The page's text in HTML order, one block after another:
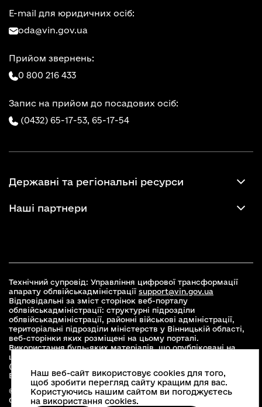
E-mail для юридичних осіб:
oda@vin.gov.ua
Прийом звернень:
0 800 216 433
Запис на прийом до посадових осіб:
(0432) 65-17-53, 65-17-54
Державні та регіональні ресурси
Наші партнери
Технічний супровід: Управління цифрової трансформації
апарату облвійськадміністрації support@vin.gov.ua
Відповідальні за зміст сторінок веб-порталу
облвійськадміністрації: структурні підрозділи
облвійськадміністрації, районні військові адміністрації,
територіальні підрозділи міністерств у Вінницькій області,
веб-сторінки яких розміщені на цьому порталі.
Використання будь-яких матеріалів, що опубліковані на
цьому сайті, дозволяється при умові зазначення посилання
(для інтернет-видань - гіперпосилання) на офіційний сайт
Вінницької облвійськадміністраціїwww.vin.gov.ua .
© 2026 Весь контент доступний за ліцензією Creative
Commons Attribution 4.0 International license, якщо не
Наш веб-сайт використовує cookies для того,
щоб зробити перегляд сайту кращим для вас.
Користуючись нашим сайтом ви погоджуєтесь
на використання cookies.